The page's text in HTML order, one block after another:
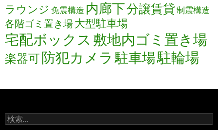
ラウンジ 免震構造 内廊下分譲賃貸制震構造
各階ゴミ置き場大型駐車場
宅配ボックス 敷地内ゴミ置き場
楽器可防犯カメラ 駐車場駐輪場
検
索: